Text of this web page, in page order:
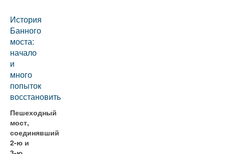
История
Банного
моста:
начало
и
много
попыток
восстановить
Пешеходный
мост,
соединявший
2-ю и